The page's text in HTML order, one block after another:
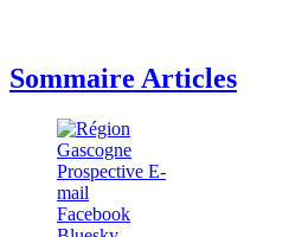
Sommaire Articles